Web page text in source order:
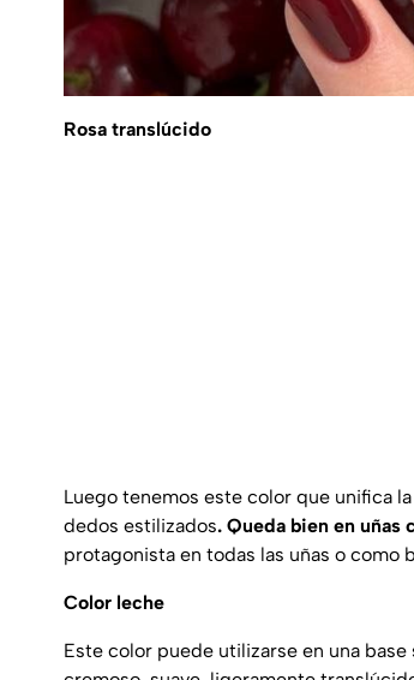
Rosa translúcido
Luego tenemos este color que unifica
dedos estilizados. Queda bien en uñas
protagonista en todas las uñas o como
Color leche
Este color puede utilizarse en una